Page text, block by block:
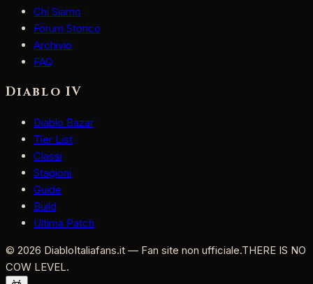
Chi Siamo
Forum Storico
Archivio
FAQ
Diablo IV
Diablo Bazar
Tier List
Classi
Stagioni
Guide
Build
Ultima Patch
© 2026 DiabloItaliafans.it — Fan site non ufficiale.THERE IS NO
COW LEVEL.